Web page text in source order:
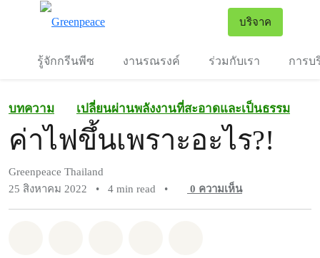
บริจาค
รู้จักกรีนพีซ งานรณรงค์ ร่วมกับเรา การบ
บทความ เปลี่ยนผ่านพลังงานที่สะอาดและเป็นธรรม
ค่าไฟขึ้นเพราะอะไร?!
Greenpeace Thailand
25 สิงหาคม 2022
• 4 min read • 0 ความเห็น